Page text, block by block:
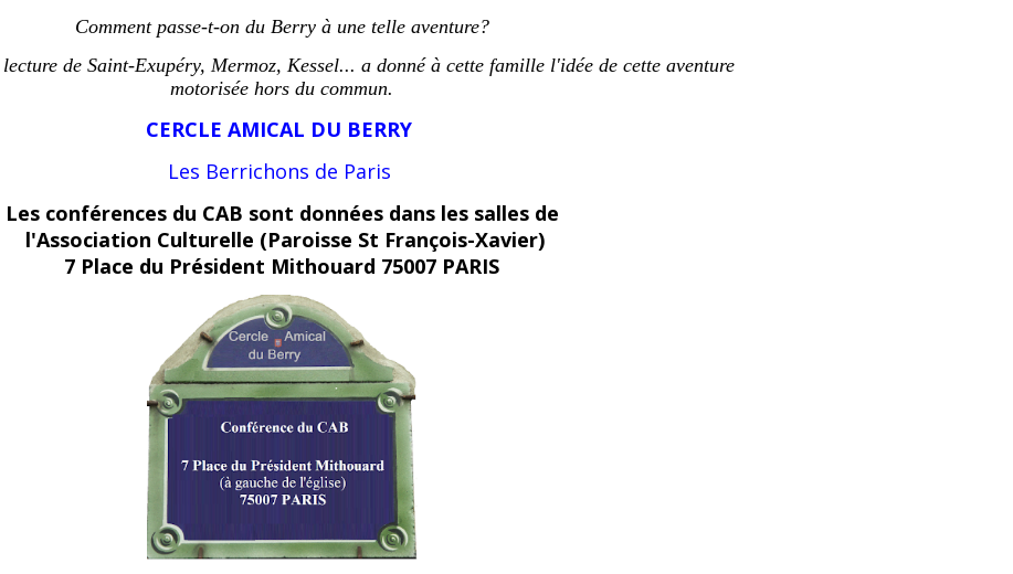
Comment passe-t-on du Berry à une telle aventure?
de Saint-Exupéry, Mermoz, Kessel... a donné à cette famille l'idée de cette aventure
motorisée hors du commun.
CERCLE AMICAL DU BERRY
Les Berrichons de Paris
Les conférences du CAB sont données dans les salles de
l'Association Culturelle (Paroisse St François-Xavier)
7 Place du Président Mithouard 75007 PARIS